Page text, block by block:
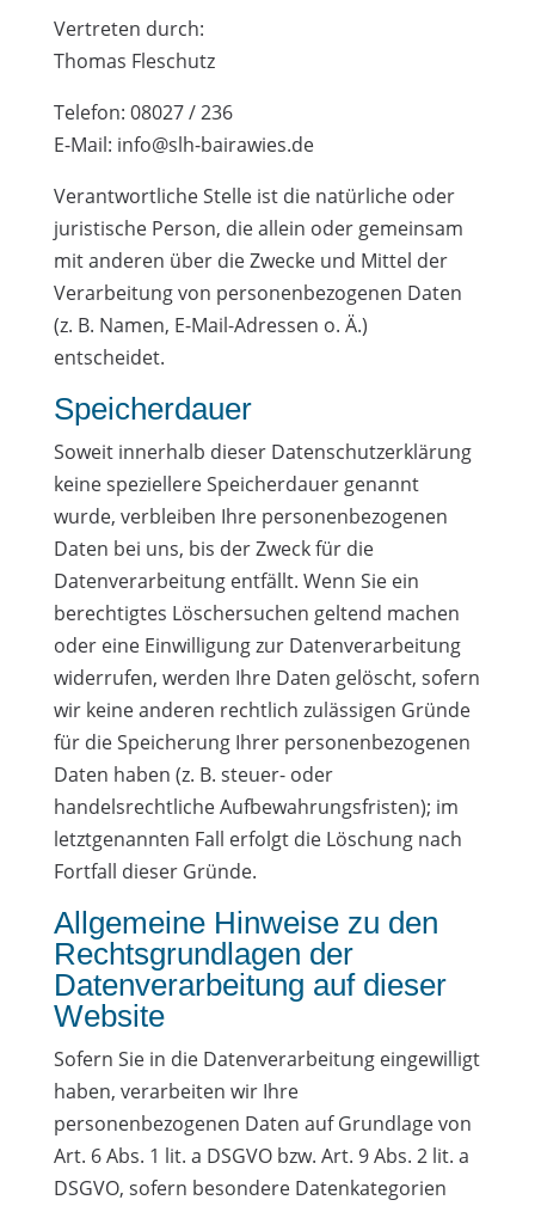
Vertreten durch:
Thomas Fleschutz
Telefon: 08027 / 236
E-Mail: info@slh-bairawies.de
Verantwortliche Stelle ist die natürliche oder
juristische Person, die allein oder gemeinsam
mit anderen über die Zwecke und Mittel der
Verarbeitung von personenbezogenen Daten
(z. B. Namen, E-Mail-Adressen o. Ä.)
entscheidet.
Speicherdauer
Soweit innerhalb dieser Datenschutzerklärung
keine speziellere Speicherdauer genannt
wurde, verbleiben Ihre personenbezogenen
Daten bei uns, bis der Zweck für die
Datenverarbeitung entfällt. Wenn Sie ein
berechtigtes Löschersuchen geltend machen
oder eine Einwilligung zur Datenverarbeitung
widerrufen, werden Ihre Daten gelöscht, sofern
wir keine anderen rechtlich zulässigen Gründe
für die Speicherung Ihrer personenbezogenen
Daten haben (z. B. steuer- oder
handelsrechtliche Aufbewahrungsfristen); im
letztgenannten Fall erfolgt die Löschung nach
Fortfall dieser Gründe.
Allgemeine Hinweise zu den
Rechtsgrundlagen der
Datenverarbeitung auf dieser
Website
Sofern Sie in die Datenverarbeitung eingewilligt
haben, verarbeiten wir Ihre
personenbezogenen Daten auf Grundlage von
Art. 6 Abs. 1 lit. a DSGVO bzw. Art. 9 Abs. 2 lit. a
DSGVO, sofern besondere Datenkategorien